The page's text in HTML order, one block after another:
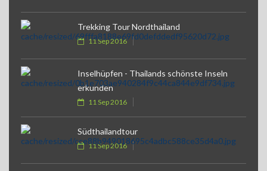
Trekking Tour Nordthailand
11 Sep 2016
Inselhüpfen - Thailands schönste Inseln
erkunden
11 Sep 2016
Südthailandtour
11 Sep 2016